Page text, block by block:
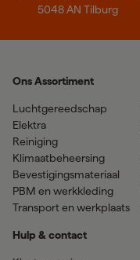
5048 AN Tilburg
Ons Assortiment
Luchtgereedschap
Elektra
Reiniging
Klimaatbeheersing
Bevestigingsmateriaal
PBM en werkkleding
Transport en werkplaats
Hulp & contact